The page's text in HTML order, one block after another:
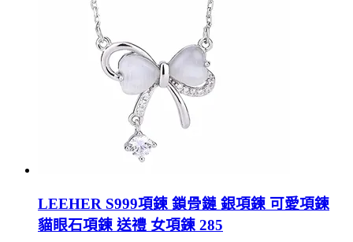
LEEHER S999項鍊 鎖骨鏈 銀項鍊 可愛項鍊
貓眼石項鍊 送禮 女項鍊 285